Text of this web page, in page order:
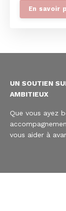
En savoir
UN SOUTIEN
AMBITIEUX
Que vous ayez
vous aider à